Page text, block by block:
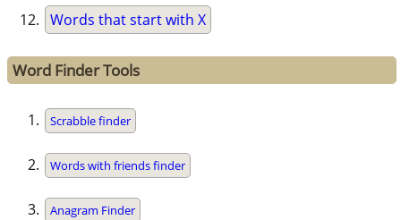
Words that start with X
Word Finder Tools
Scrabble finder
Words with friends finder
Anagram Finder